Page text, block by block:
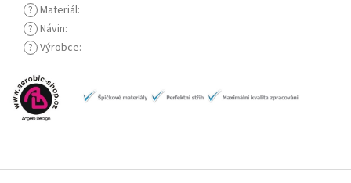
? Materiál:
? Návin:
? Výrobce: